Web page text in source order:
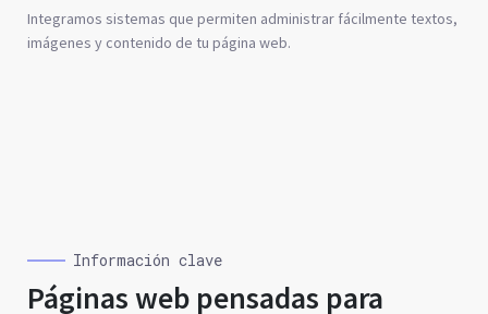
Integramos sistemas que permiten administrar fácilmente textos,
imágenes y contenido de tu página web.
Información clave
Páginas web pensadas para